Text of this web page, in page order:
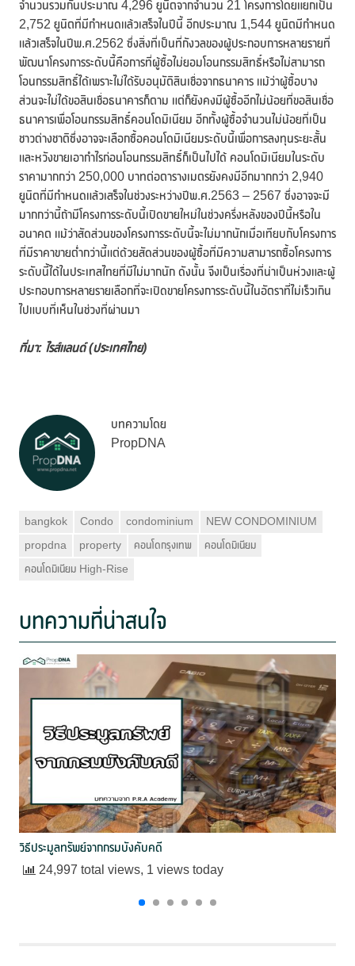
จำนวนรวมกันประมาณ 4,296 ยูนิตจากจำนวน 21 โครงการโดยแยกเป็น
2,752 ยูนิตที่มีกำหนดแล้วเสร็จในปีนี้ อีกประมาณ 1,544 ยูนิตมีกำหนด
แล้วเสร็จในปีพ.ศ.2562 ซึ่งสิ่งที่เป็นที่กังวลของผู้ประกอบการหลายรายที่
พัฒนาโครงการระดับนี้คือการที่ผู้ซื้อไม่ยอมโอนกรรมสิทธิ์หรือไม่สามารถ
โอนกรรมสิทธิ์ได้เพราะไม่ได้รับอนุมัติสินเชื่อจากธนาคาร แม้ว่าผู้ซื้อบาง
ส่วนจะไม่ได้ขอสินเชื่อธนาคารก็ตาม แต่ก็ยังคงมีผู้ซื้ออีกไม่น้อยที่ขอสินเชื่อ
ธนาคารเพื่อโอนกรรมสิทธิ์คอนโดมิเนียม อีกทั้งผู้ซื้อจำนวนไม่น้อยที่เป็น
ชาวต่างชาติซึ่งอาจจะเลือกซื้อคอนโดมิเนียมระดับนี้เพื่อการลงทุนระยะสั้น
และหวังขายเอากำไรก่อนโอนกรรมสิทธิ์ก็เป็นไปได้ คอนโดมิเนียมในระดับ
ราคามากกว่า 250,000 บาทต่อตารางเมตรยังคงมีอีกมากกว่า 2,940
ยูนิตที่มีกำหนดแล้วเสร็จในช่วงระหว่างปีพ.ศ.2563 – 2567 ซึ่งอาจจะมี
มากกว่านี้ถ้ามีโครงการระดับนี้เปิดขายใหม่ในช่วงครึ่งหลังของปีนี้หรือใน
อนาคต แม้ว่าสัดส่วนของโครงการระดับนี้จะไม่มากนักเมื่อเทียบกับโครงการ
ที่มีราคาขายต่ำกว่านี้แต่ด้วยสัดส่วนของผู้ซื้อที่มีความสามารถซื้อโครงการ
ระดับนี้ได้ในประเทสไทยที่มีไม่มากนัก ดังนั้น จึงเป็นเรื่องที่น่าเป็นห่วงและผู้
ประกอบการหลายรายเลือกที่จะเปิดขายโครงการระดับนี้ในอัตราที่ไม่เร็วเกิน
ไปแบบที่เห็นในช่วงที่ผ่านมา
ที่มา: ไรส์แลนด์ (ประเทศไทย)
บทความโดย
PropDNA
bangkok Condo condominium
NEW CONDOMINIUM
propdna
property คอนโดกรุงเทพ
คอนโดมิเนียม
คอนโดมิเนียม High-Rise
บทความที่น่าสนใจ
วิธีประมูลทรัพย์จากกรมบังคับคดี
24,997 total views, 1 views today